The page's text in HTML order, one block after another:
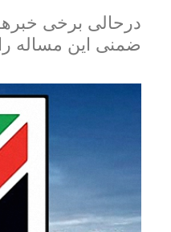
درحالی برخی
ضمنی این مساله